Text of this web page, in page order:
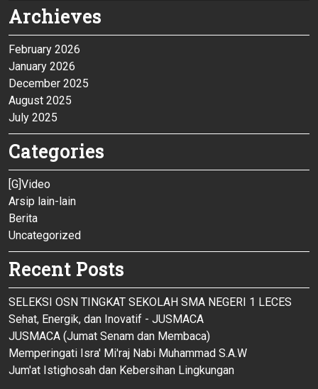
Archieves
February 2026
January 2026
December 2025
August 2025
July 2025
Categories
[G]Video
Arsip lain-lain
Berita
Uncategorized
Recent Posts
SELEKSI OSN TINGKAT SEKOLAH SMA NEGERI 1 LECES
Sehat, Energik, dan Inovatif - JUSMACA
JUSMACA (Jumat Senam dan Membaca)
Memperingati Isra' Mi'raj Nabi Muhammad S.A.W
Jum'at Istighosah dan Kebersihan Lingkungan